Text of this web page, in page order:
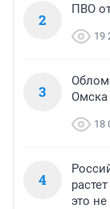
2
ПВО
19
3
18
4
это